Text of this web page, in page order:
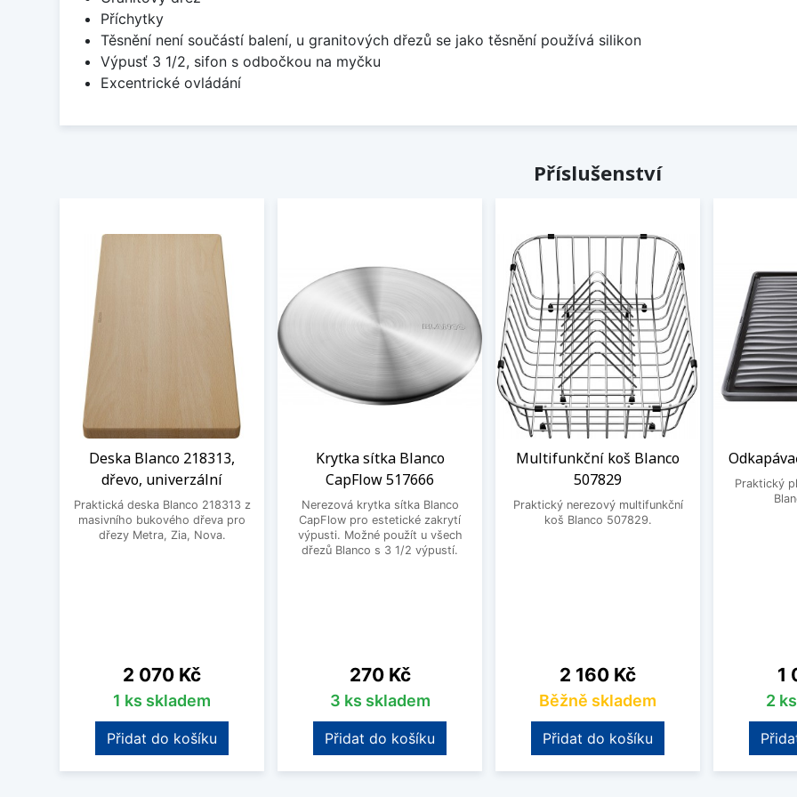
Příchytky
Těsnění není součástí balení, u granitových dřezů se jako těsnění používá silikon
Výpusť 3 1/2, sifon s odbočkou na myčku
Excentrické ovládání
Příslušenství
Deska Blanco 218313,
dřevo, univerzální
Praktická deska Blanco 218313 z
masivního bukového dřeva pro
dřezy Metra, Zia, Nova.
Cena
2 070 Kč
1 ks skladem
Přidat do košíku
Krytka sítka Blanco
CapFlow 517666
Nerezová krytka sítka Blanco
CapFlow pro estetické zakrytí
výpusti. Možné použít u všech
dřezů Blanco s 3 1/2 výpustí.
Cena
270 Kč
3 ks skladem
Přidat do košíku
Multifunkční koš Blanco
507829
Praktický nerezový multifunkční
koš Blanco 507829.
Cena
2 160 Kč
Běžně skladem
Přidat do košíku
Praktický
1
2